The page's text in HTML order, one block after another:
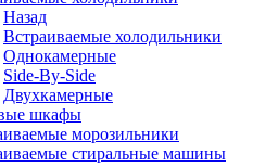
Назад
Встраиваемые холодильники
Однокамерные
Side-By-Side
Двухкамерные
шкафы
морозильники
стиральные машины